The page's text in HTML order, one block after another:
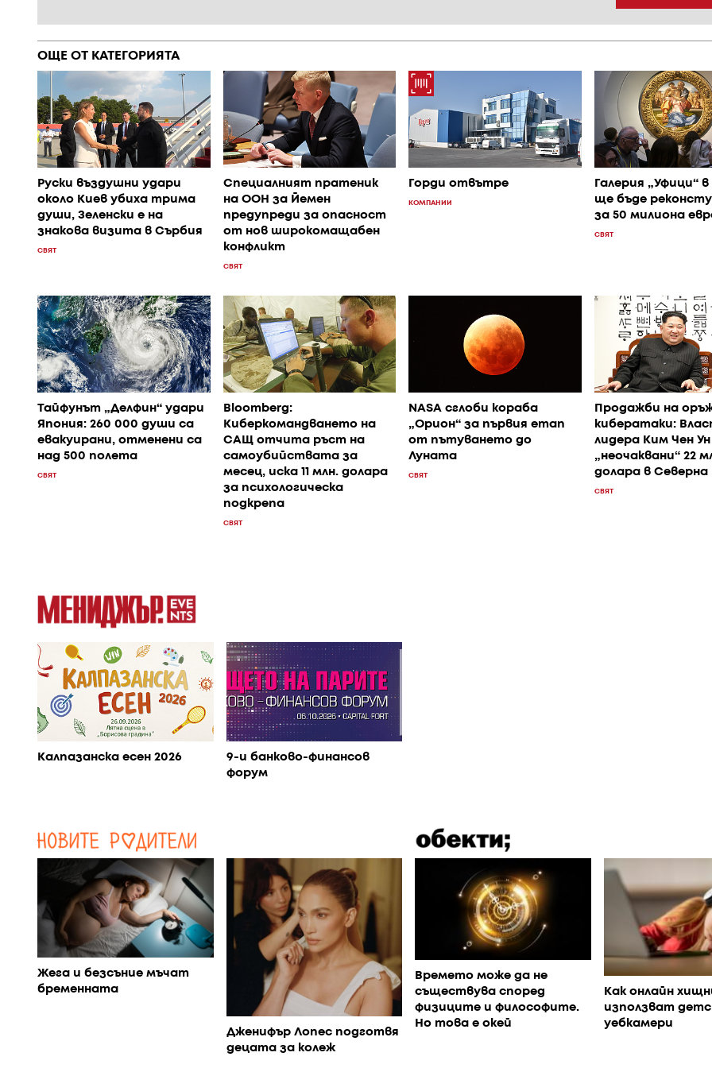
ОЩЕ ОТ КАТЕГОРИЯТА
Руски въздушни удари
около Киев убиха трима
души, Зеленски е на
знакова визита в Сърбия
СВЯТ
Специалният пратеник
на ООН за Йемен
предупреди за опасност
от нов широкомащабен
конфликт
СВЯТ
Горди отвътре
КОМПАНИИ
Галерия „Уфици“
ще бъде
за 50 милиона
СВЯТ
Тайфунът „Делфин“ удари
Япония: 260 000 души са
евакуирани, отменени са
над 500 полета
СВЯТ
Bloomberg:
Киберкомандването на
САЩ отчита ръст на
самоубийствата за
месец, иска 11 млн. долара
за психологическа
подкрепа
СВЯТ
NASA сглоби кораба
„Орион“ за първия етап
от пътуването до
Луната
СВЯТ
Продажби на
кибератаки:
лидера Ким Чен
„неочаквани“ 22
долара в Северна
СВЯТ
Калпазанска есен 2026
9-и банково-финансов
форум
Жега и безсъние мъчат
бременната
Дженифър Лопес подготвя
децата за колеж
Времето може да не
съществува според
физиците и философите.
Но това е окей
Как онлайн
използват
уебкамери